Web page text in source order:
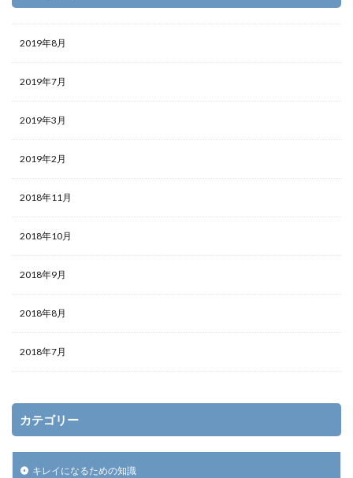
2019年8月
2019年7月
2019年3月
2019年2月
2018年11月
2018年10月
2018年9月
2018年8月
2018年7月
カテゴリー
キレイになるための知識